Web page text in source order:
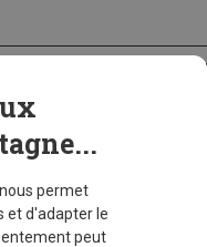
nous permet
et d'adapter le
peut